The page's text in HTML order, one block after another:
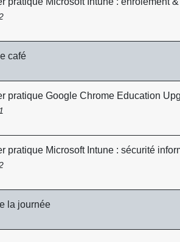
café
pratique Google Chrome Education
pratique Microsoft Intune : sécurité
la journée